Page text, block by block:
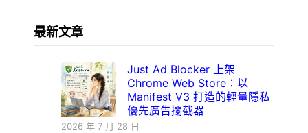
最新文章
Just Ad Blocker 上架
Chrome Web Store：以
Manifest V3 打造的輕量隱私
優先廣告攔截器
2026 年 7 月 28 日